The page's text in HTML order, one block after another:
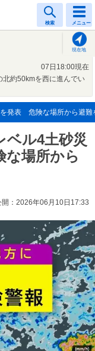
検索 メニュー
現在地
07日18:00現在
北約50kmを西に進んでい
を発表 危険な場所から避
ベル4土砂災
場所から
開：2026年06月10日17:33